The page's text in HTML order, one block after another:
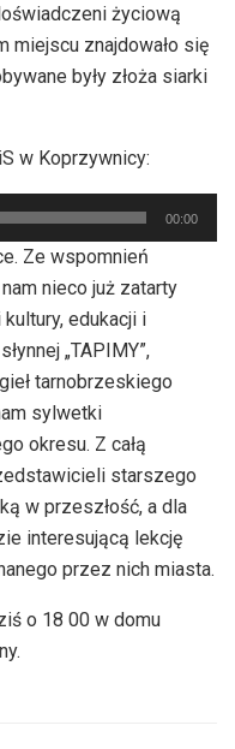
życiową
miejscu znajdowało się
były złoża siarki
w Koprzywnicy:
00:00
Ze wspomnień
nieco już zatarty
edukacji i
„TAPIMY”,
tarnobrzeskiego
sylwetki
okresu. Z całą
starszego
w przeszłość, a dla
interesującą lekcję
przez nich miasta.
o 18 00 w domu